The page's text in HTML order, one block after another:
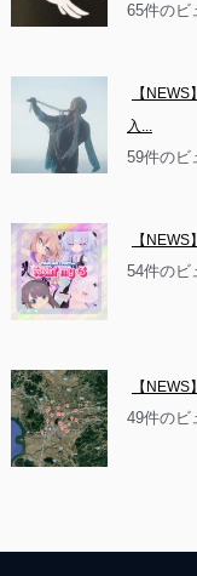
65件のビ
【
入...
59件のビ
【
54件のビ
【
49件のビ